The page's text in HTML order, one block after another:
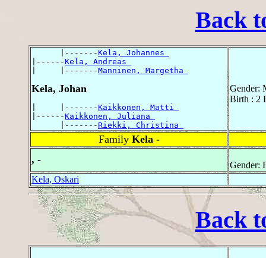
Back
      |-------
Kela, Johannes
|------Kela, Andreas
|     |-------Manninen, Margetha
Kela, Johan
|     |-------Kaikkonen, Matti
|------Kaikkonen, Juliana
      |-------
Riekki, Christina
Gender:
Birth : 2
Family Kela -
, -
Gender:
Kela, Oskari
Back